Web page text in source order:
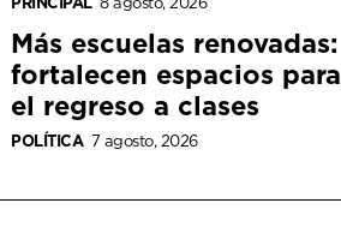
Más escuelas renovadas:
fortalecen espacios para
el regreso a clases
POLÍTICA 7 agosto, 2026